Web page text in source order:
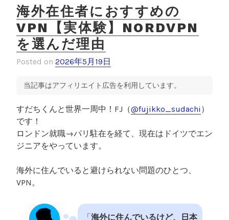
海
外
就
職
し
た
】
”
海外在住者におすすめの
VPN【実体験】NORDVPN
を選んだ理由
Posted on 2026年5月19日
当記事はアフィリエイト広告を利用しています。
すだちくんと世界一周中！FJ（@fujikko_sudachi ）
です！
ロンドン就職→パリ駐在を経て、現在はドイツでエン
ジニアをやっています。
海外に住んでいると避けられない問題のひとつ、
VPN。
「海外に住んでいるけど、日本